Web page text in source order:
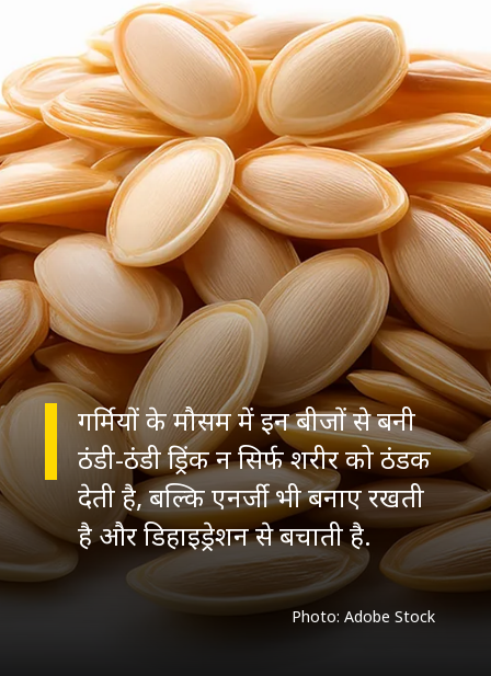
गर्मियों के मौसम में इन बीजों से बनी
ठंडी-ठंडी ड्रिंक न सिर्फ शरीर को ठंडक
देती है, बल्कि एनर्जी भी बनाए रखती
Photo: Adobe Stock